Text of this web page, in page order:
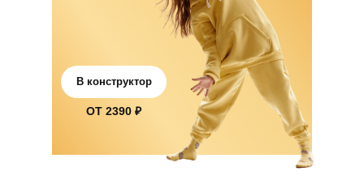
В конструктор
ОТ 2390 ₽